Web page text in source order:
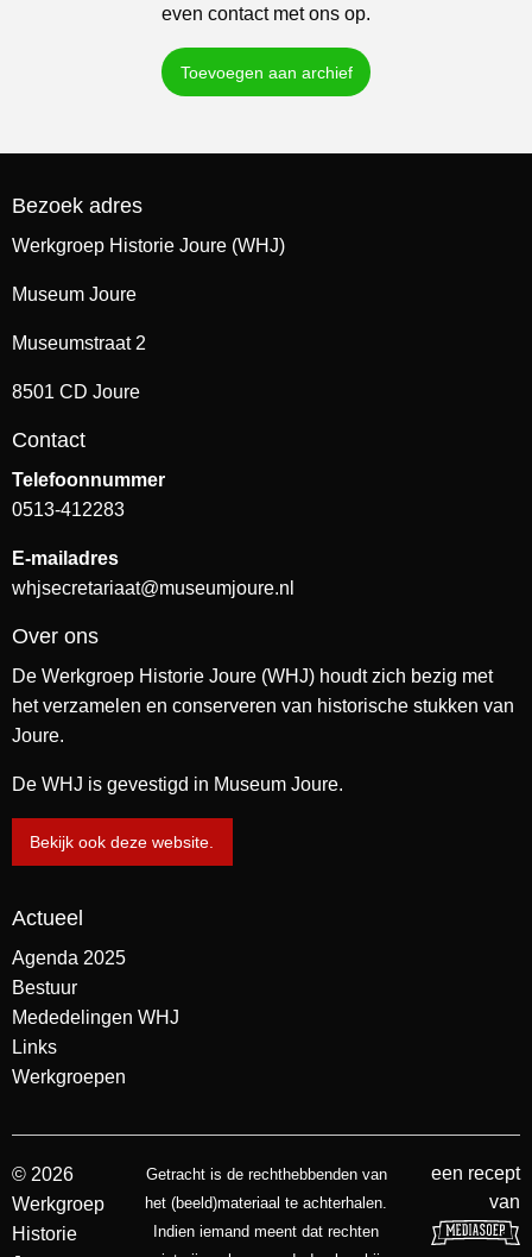
even contact met ons op.
Toevoegen aan archief
Bezoek adres
Werkgroep Historie Joure (WHJ)
Museum Joure
Museumstraat 2
8501 CD Joure
Contact
Telefoonnummer
0513-412283
E-mailadres
whjsecretariaat@museumjoure.nl
Over ons
De Werkgroep Historie Joure (WHJ) houdt zich bezig met
het verzamelen en conserveren van historische stukken van
Joure.
De WHJ is gevestigd in Museum Joure.
Bekijk ook deze website.
Actueel
Agenda 2025
Bestuur
Mededelingen WHJ
Links
Werkgroepen
© 2026
Werkgroep
Historie
Getracht is de rechthebbenden van
het (beeld)materiaal te achterhalen.
Indien iemand meent dat rechten
een recept
van